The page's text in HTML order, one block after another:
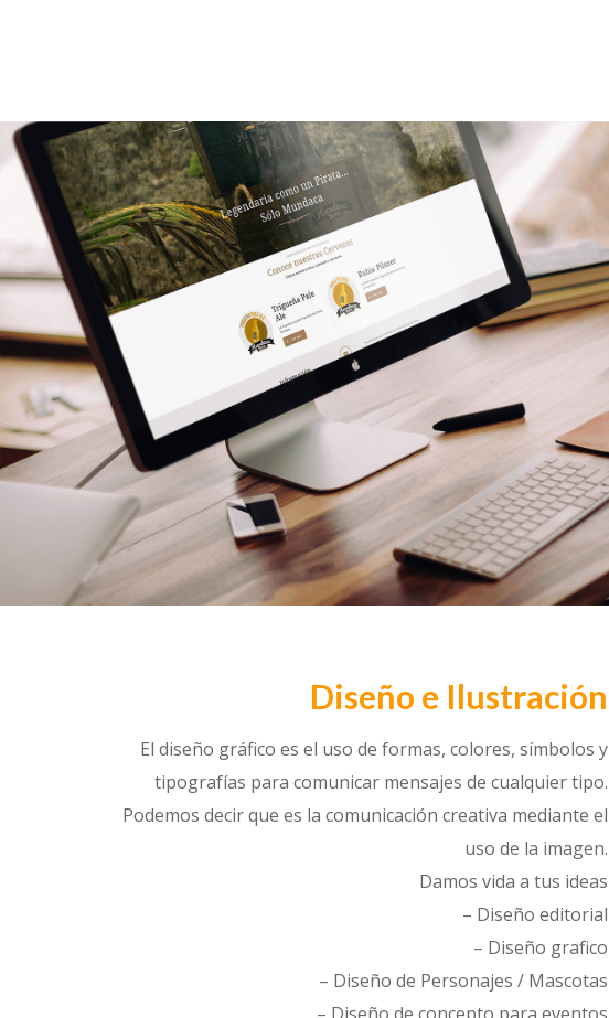
Diseño e Ilustración
El diseño gráfico es el uso de formas, colores, símbolos y
tipografías para comunicar mensajes de cualquier tipo.
Podemos decir que es la comunicación creativa mediante el
uso de la imagen.
Damos vida a tus ideas
– Diseño editorial
– Diseño grafico
– Diseño de Personajes / Mascotas